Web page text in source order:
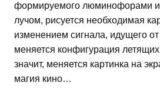
формируемого люминофорами и
лучом, рисуется необходимая
изменением сигнала, идущего от
меняется конфигурация
значит, меняется картинка на
магия кино…